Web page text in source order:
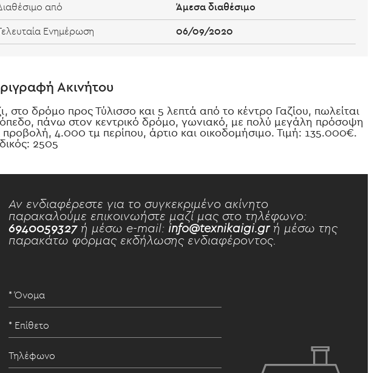
από Άμεσα διαθέσιμο
Ενημέρωση 06/09/2020
Ακινήτου
στο δρόμο προς Τύλισσο και 5 λεπτά από το κέντρο Γαζίου, πωλείται
πάνω στον κεντρικό δρόμο, γωνιακό, με πολύ μεγάλη πρόσοψη
προβολή, 4.000 τμ περίπου, άρτιο και οικοδομήσιμο. Τιμή: 135.000€.
2505
Αν ενδιαφέρεστε για το συγκεκριμένο ακίνητο
παρακαλούμε επικοινωήστε μαζί μας στο τηλέφωνο:
6940059327ή μέσω e-mail: info@texnikaigi.grή μέσω της
παρακάτω φόρμας εκδήλωσης ενδιαφέροντος.